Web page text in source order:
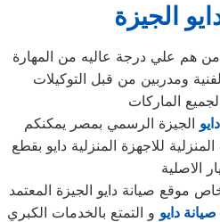
الجيزة
من هم علي درجة عاليه من المهارة
ومدربين من قبل التوكيلات
الماركات
الجيزة الرسمي بمصر يمكنكم
للاجهزة المنزلية دايو بقطع
الاصلية
موقع صيانة دايو الجيزة المعتمد
دايو و التمتع بالخدمات الكبري